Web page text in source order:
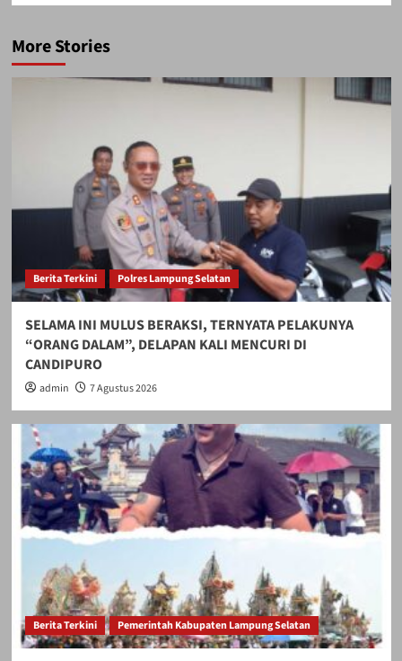
More Stories
Berita Terkini Polres Lampung Selatan
SELAMA INI MULUS BERAKSI, TERNYATA PELAKUNYA
“ORANG DALAM”, DELAPAN KALI MENCURI DI
CANDIPURO
admin 7 Agustus 2026
Berita Terkini Pemerintah Kabupaten Lampung Selatan